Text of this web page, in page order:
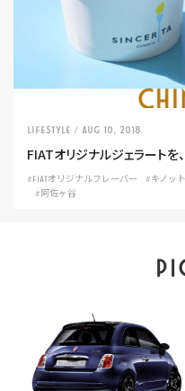
LIFESTYLE / Aug 10, 2018
FIATオリジナルジェラートを
#FIATオリジナルフレーバー #キノット
#阿佐ヶ谷